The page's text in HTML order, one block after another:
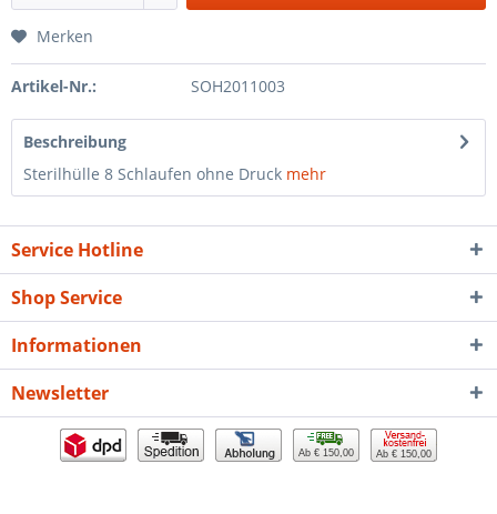
Merken
Artikel-Nr.: SOH2011003
Beschreibung
Sterilhülle 8 Schlaufen ohne Druck mehr
Service Hotline
Shop Service
Informationen
Newsletter
Ab € 150,00 Ab € 150,00